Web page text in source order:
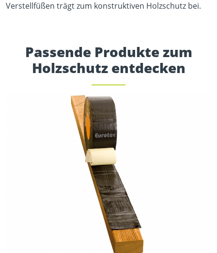
Verstellfüßen trägt zum konstruktiven Holzschutz bei.
Passende Produkte zum
Holzschutz entdecken